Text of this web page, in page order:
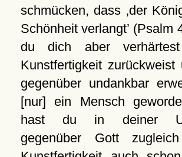
schmücken, dass der
Schönheit verlangt (Psalm
du dich aber
Kunstfertigkeit
gegenüber undankbar
[nur] ein Mensch
hast du in deiner
gegenüber Gott